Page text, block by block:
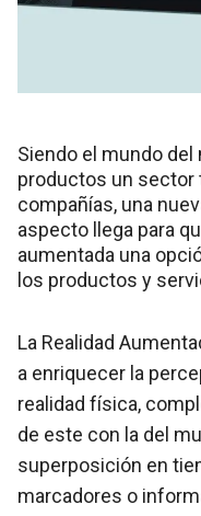
Siendo el mundo
productos un sector
compañías, una
aspecto llega para
aumentada una
los productos y
La Realidad
a enriquecer la
realidad física,
de este con la del
superposición en
marcadores o